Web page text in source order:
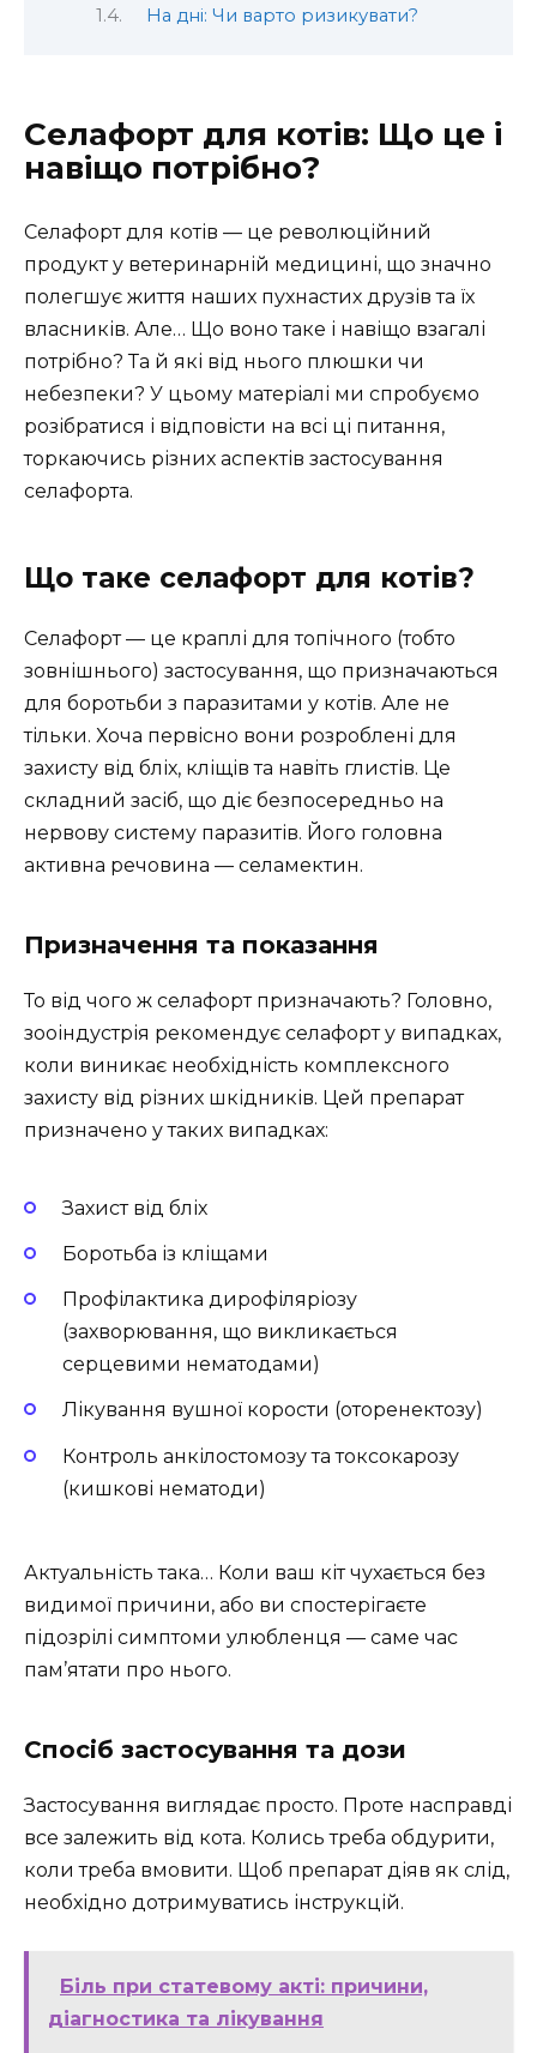
На дні: Чи варто ризикувати?
Селафорт для котів: Що це і
навіщо потрібно?
Селафорт для котів — це революційний
продукт у ветеринарній медицині, що значно
полегшує життя наших пухнастих друзів та їх
власників. Але… Що воно таке і навіщо взагалі
потрібно? Та й які від нього плюшки чи
небезпеки? У цьому матеріалі ми спробуємо
розібратися і відповісти на всі ці питання,
торкаючись різних аспектів застосування
селафорта.
Що таке селафорт для котів?
Селафорт — це краплі для топічного (тобто
зовнішнього) застосування, що призначаються
для боротьби з паразитами у котів. Але не
тільки. Хоча первісно вони розроблені для
захисту від бліх, кліщів та навіть глистів. Це
складний засіб, що діє безпосередньо на
нервову систему паразитів. Його головна
активна речовина — селамектин.
Призначення та показання
То від чого ж селафорт призначають? Головно,
зооіндустрія рекомендує селафорт у випадках,
коли виникає необхідність комплексного
захисту від різних шкідників. Цей препарат
призначено у таких випадках:
Захист від бліх
Боротьба із кліщами
Профілактика дирофіляріозу
(захворювання, що викликається
серцевими нематодами)
Лікування вушної корости (оторенектозу)
Контроль анкілостомозу та токсокарозу
(кишкові нематоди)
Актуальність така… Коли ваш кіт чухається без
видимої причини, або ви спостерігаєте
підозрілі симптоми улюбленця — саме час
пам’ятати про нього.
Спосіб застосування та дози
Застосування виглядає просто. Проте насправді
все залежить від кота. Колись треба обдурити,
коли треба вмовити. Щоб препарат діяв як слід,
необхідно дотримуватись інструкцій.
Біль при статевому акті: причини,
діагностика та лікування